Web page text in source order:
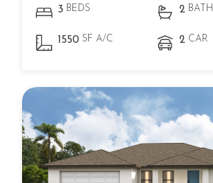
3 BEDS 2 BATH
1550 SF A/C 2 CAR